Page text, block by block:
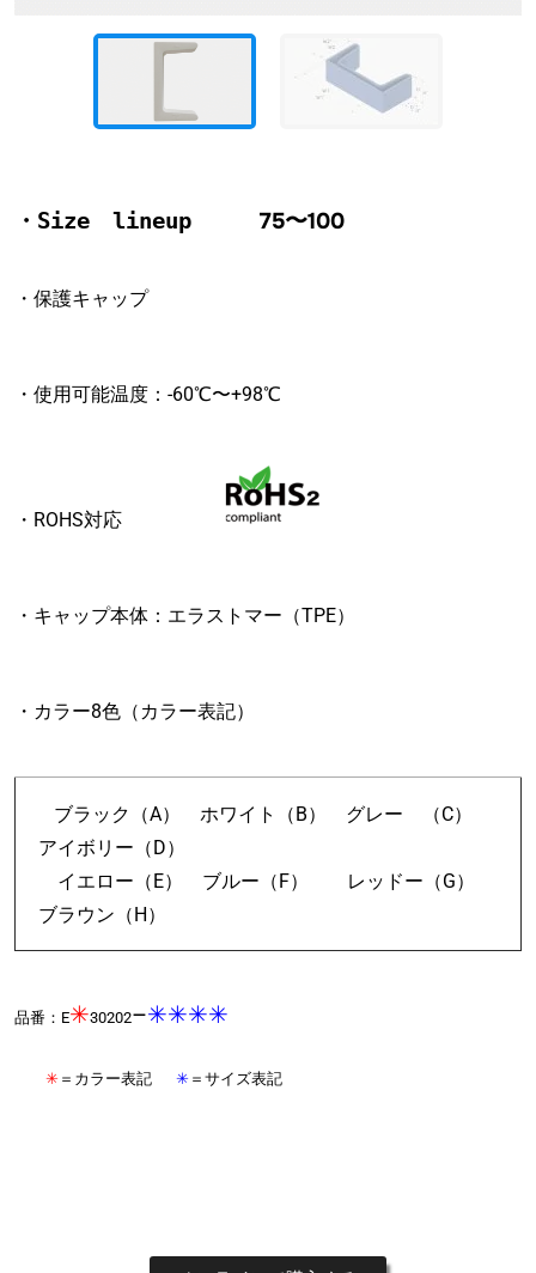
・Size lineup 75〜100
・保護キャップ
・使用可能温度：-60℃〜+98℃
・ROHS対応
・キャップ本体：エラストマー（TPE）
・カラー8色（カラー表記）
ブラック（A） ホワイト（B） グレー （C）
アイボリー（D）
イエロー（E） ブルー（F）
レッドー（G）
ブラウン（H）
品番：E✳︎30202–✳︎✳︎✳︎✳︎
✳︎ ＝カラー表記 ✳︎ ＝サイズ表記